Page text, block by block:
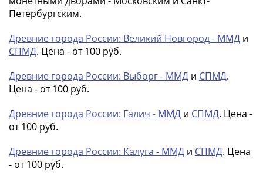
Петербургским.
Древние города России: Великий Новгород - ММД и
СПМД. Цена - от 100 руб.
Древние города России: Выборг - ММД и СПМД.
Цена - от 100 руб.
Древние города России: Галич - ММД и СПМД. Цена -
от 100 руб.
Древние города России: Калуга - ММД и СПМД. Цена
- от 100 руб.